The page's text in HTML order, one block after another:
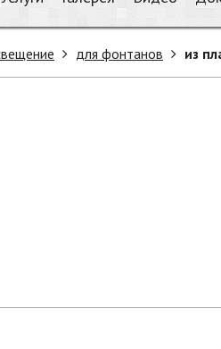
для фонтанов из